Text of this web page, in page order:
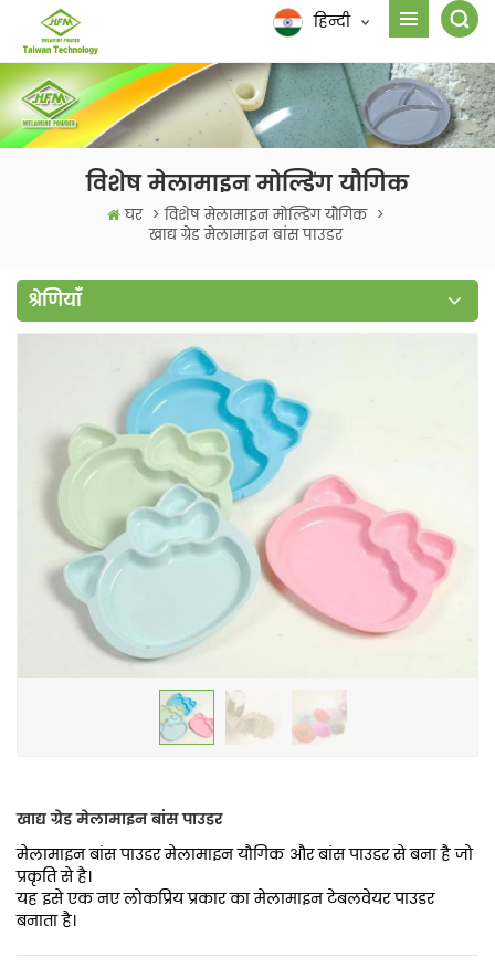
हिन्दी
विशेष मेलामाइन मोल्डिंग यौगिक
घर > विशेष मेलामाइन मोल्डिंग यौगिक >
खाद्य ग्रेड मेलामाइन बांस पाउडर
श्रेणियाँ
खाद्य ग्रेड मेलामाइन बांस पाउडर
मेलामाइन बांस पाउडर मेलामाइन यौगिक और बांस पाउडर से बना है जो
प्रकृति से है।
यह इसे एक नए लोकप्रिय प्रकार का मेलामाइन टेबलवेयर पाउडर
बनाता है।